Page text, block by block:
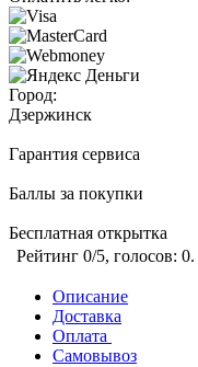
Город:
Дзержинск
Гарантия сервиса
Баллы за покупки
Бесплатная открытка
Рейтинг 0/5, голосов: 0.
Описание
Доставка
Оплата
Самовывоз